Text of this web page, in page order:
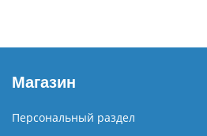
Магазин
Персональный раздел